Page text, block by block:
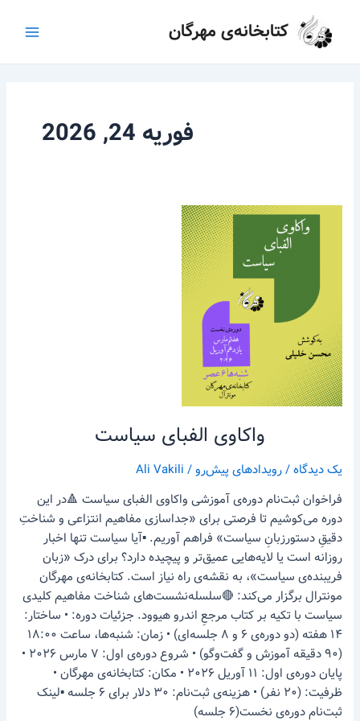
کتابخانه‌ی مهرگان
Menu
فوریه 24, 2026
واکاوی الفبای سیاست
یک دیدگاه /رویدادهای پیش‌رو/
Ali Vakili
فراخوان ثبت‌نام دوره‌ی آموزشی واکاوی الفبای سیاست 🔺در این
دوره می‌کوشیم تا فرصتی برای «جداسازی مفاهیم انتزاعی و شناختِ
دقیقِ دستورزبانِ سیاست» فراهم آوریم. ▪️آیا سیاست تنها اخبار
روزانه است یا لایه‌هایی عمیق‌تر و پیچیده دارد؟ برای درک «زبان
فریبنده‌ی سیاست»، به نقشه‌ی راه نیاز است. کتابخانه‌ی مهرگان
مونترال برگزار می‌کند: 🔴سلسله‌نشست‌های شناخت مفاهیم کلیدی
سیاست با تکیه بر کتاب مرجعِ اندرو هیوود. جزئیات دوره: • ساختار:
۱۴ هفته (دو دوره‌ی ۶ و ۸ جلسه‌ای) • زمان: شنبه‌ها، ساعت ۱۸:۰۰
(۹۰ دقیقه آموزش و گفت‌وگو) • شروع دوره‌ی اول: ۷ مارس ۲۰۲۶ •
پایان دوره‌ی اول: ۱۱ آوریل ۲۰۲۶ • مکان: کتابخانه‌ی مهرگان •
ظرفیت: (۲۰ نفر) • هزینه‌ی ثبت‌نام: ۳۰ دلار برای ۶ جلسه ▪️لینک
ثبت‌نام دوره‌ی نخست(۶ جلسه)
واکاوی